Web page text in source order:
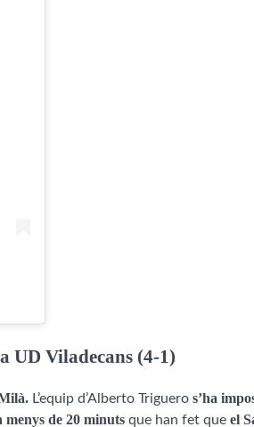
UD Viladecans (4-1)
L’equip d’Alberto Triguero s’ha
menys de 20 minuts que han fet que el